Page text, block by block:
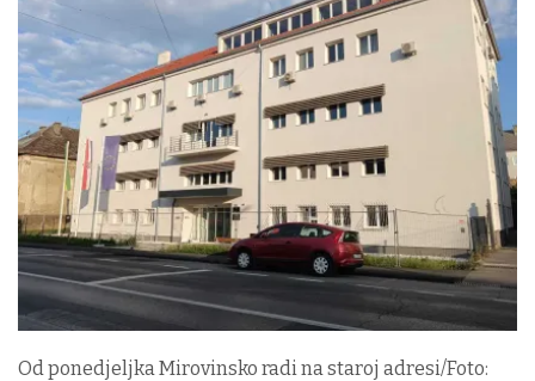
Od ponedjeljka Mirovinsko radi na staroj adresi/Foto: